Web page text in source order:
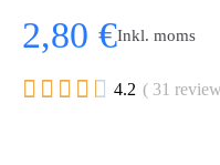
2,80 €Inkl. moms
     4.2 ( 31